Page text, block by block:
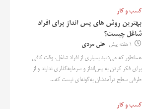
کسب و کار
بهترین روش‌ های پس‌ انداز برای افراد
شاغل چیست؟
1 هفته پیش علی مردی
همانطور که می‌دانید بسیاری از افراد شاغل، وقت کافی
برای فکر کردن به پس‌انداز و سرمایه‌گذاری ندارند و از
طرفی سطح درآمدشان به‌گونه‌ای نیست که...
کسب و کار